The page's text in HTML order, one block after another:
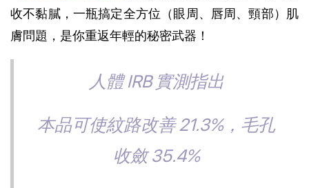
收不黏膩，一瓶搞定全方位（眼周、唇周、頸部）肌
膚問題，是你重返年輕的秘密武器！
人體 IRB 實測指出
本品可使紋路改善 21.3%，毛孔
收斂 35.4%